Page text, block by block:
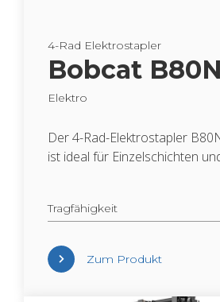
4-Rad Elek­tro­stap­ler
Bob­cat
Elek­tro
Der 4-Rad-Elek­tro­stap­ler
ist ideal für Ein­zel­schich­ten
Trag­fä­hig­keit
Zum Pro­dukt